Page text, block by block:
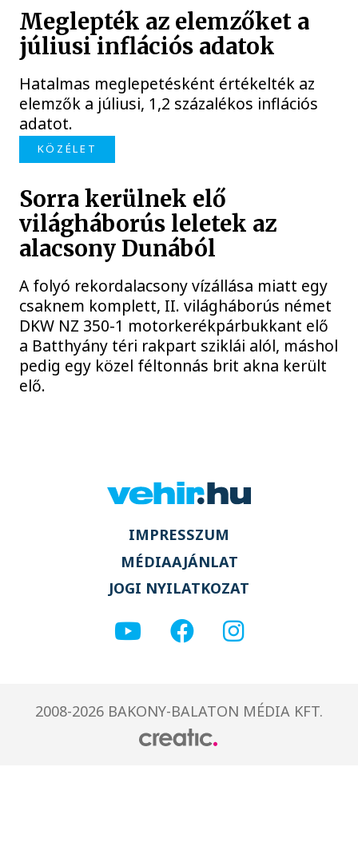
Meglepték az elemzőket a
júliusi inflációs adatok
Hatalmas meglepetésként értékelték az
elemzők a júliusi, 1,2 százalékos inflációs
adatot.
KÖZÉLET
Sorra kerülnek elő
világháborús leletek az
alacsony Dunából
A folyó rekordalacsony vízállása miatt egy
csaknem komplett, II. világháborús német
DKW NZ 350-1 motorkerékpárbukkant elő
a Batthyány téri rakpart sziklái alól, máshol
pedig egy közel féltonnás brit akna került
elő.
IMPRESSZUM
MÉDIAAJÁNLAT
JOGI NYILATKOZAT
2008-2026 BAKONY-BALATON MÉDIA KFT.